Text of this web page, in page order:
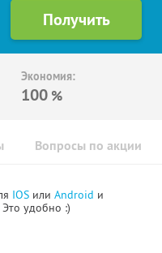
Экономия:
100 %
Вопросы по акции
IOS или Android и
удобно :)